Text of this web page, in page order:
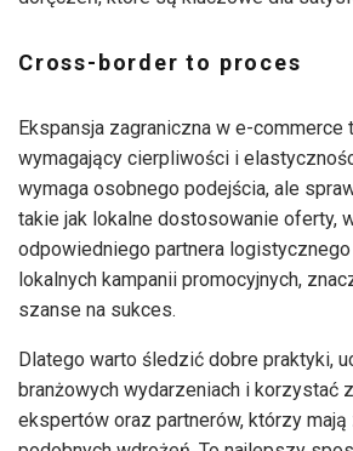
Cross-border to proces
Ekspansja zagraniczna w e-commerce
wymagający cierpliwości i
wymaga osobnego podejścia, ale
takie jak lokalne dostosowanie oferty,
odpowiedniego partnera
lokalnych kampanii promocyjnych,
szanse na sukces.
Dlatego warto śledzić dobre praktyki,
branżowych wydarzeniach i korzystać
ekspertów oraz partnerów, którzy